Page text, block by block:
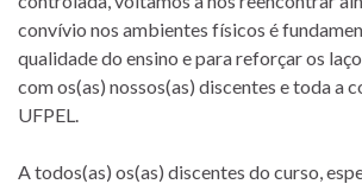
convívio nos ambientes físicos é
qualidade do ensino e para reforçar os
com os(as) nossos(as) discentes e toda a
UFPEL.
A todos(as) os(as) discentes do curso,